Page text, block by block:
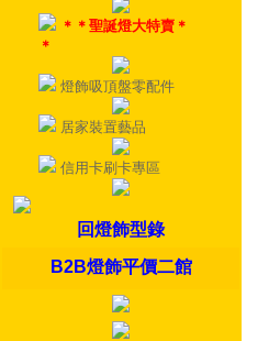
＊＊聖誕燈大特賣＊
＊
燈飾吸頂盤零配件
居家裝置藝品
信用卡刷卡專區
回燈飾型錄
B2B燈飾平價二館